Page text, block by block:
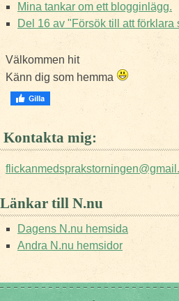
Mina tankar om ett blogginlägg.
Del 16 av "Försök till att förklara
Välkommen hit
Känn dig som hemma
Kontakta mig:
Länkar till N.nu
Dagens N.nu hemsida
Andra N.nu hemsidor